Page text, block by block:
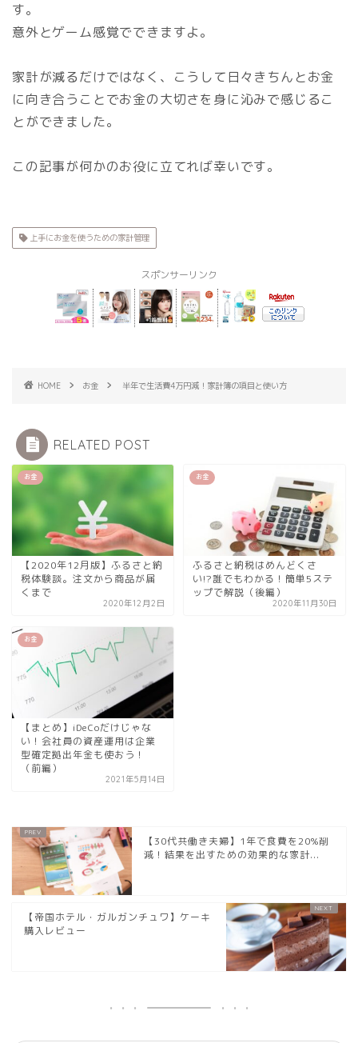
す。
意外とゲーム感覚でできますよ。
家計が減るだけではなく、こうして日々きちんとお金
に向き合うことでお金の大切さを身に沁みで感じるこ
とができました。
この記事が何かのお役に立てれば幸いです。
上手にお金を使うための家計管理
スポンサーリンク
HOME お金 半年で生活費4万円減！家計簿の項目と使い方
RELATED POST
お金
【2020年12月版】ふるさと納
税体験談。注文から商品が届
くまで
2020年12月2日
お金
ふるさと納税はめんどくさ
い!?誰でもわかる！簡単5ステ
ップで解説（後編）
2020年11月30日
お金
【まとめ】iDeCoだけじゃな
い！会社員の資産運用は企業
型確定拠出年金も使おう！
（前編）
2021年5月14日
【30代共働き夫婦】1年で食費を20%削
減！結果を出すための効果的な家計...
【帝国ホテル・ガルガンチュワ】ケーキ
購入レビュー